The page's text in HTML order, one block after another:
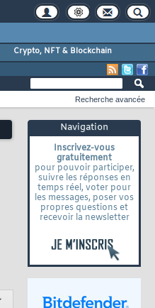
Crypto, NFT & Blockchain
Navigation
Inscrivez-vous
gratuitement
pour pouvoir participer,
suivre les réponses en
temps réel, voter pour
les messages, poser vos
propres questions et
recevoir la newsletter
Recherche avancée